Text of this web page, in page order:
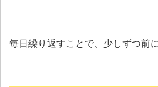
毎日繰り返すことで、少しずつ前